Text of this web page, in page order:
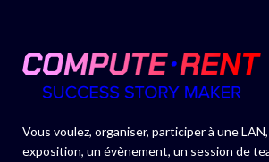
Vous voulez, organiser, participer à une
exposition, un évènement, un session de